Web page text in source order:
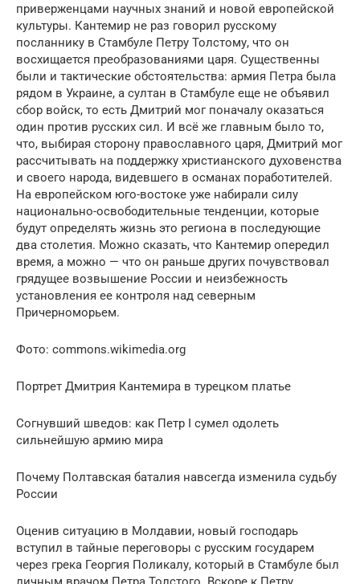
приверженцами научных знаний и новой европейской
культуры. Кантемир не раз говорил русскому
посланнику в Стамбуле Петру Толстому, что он
восхищается преобразованиями царя. Существенны
были и тактические обстоятельства: армия Петра была
рядом в Украине, а султан в Стамбуле еще не объявил
сбор войск, то есть Дмитрий мог поначалу оказаться
один против русских сил. И всё же главным было то,
что, выбирая сторону православного царя, Дмитрий мог
рассчитывать на поддержку христианского духовенства
и своего народа, видевшего в османах поработителей.
На европейском юго-востоке уже набирали силу
национально-освободительные тенденции, которые
будут определять жизнь это региона в последующие
два столетия. Можно сказать, что Кантемир опередил
время, а можно — что он раньше других почувствовал
грядущее возвышение России и неизбежность
установления ее контроля над северным
Причерноморьем.
Фото: commons.wikimedia.org
Портрет Дмитрия Кантемира в турецком платье
Согнувший шведов: как Петр I сумел одолеть
сильнейшую армию мира
Почему Полтавская баталия навсегда изменила судьбу
России
Оценив ситуацию в Молдавии, новый господарь
вступил в тайные переговоры с русским государем
через грека Георгия Поликалу, который в Стамбуле был